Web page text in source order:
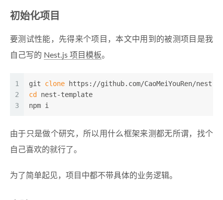
初始化项目
要测试性能，先得来个项目，本文中用到的被测项目是我
自己写的 Nest.js 项目模板。
1
2
3
git clone https://github.com/CaoMeiYouRen/nest-
cd
nest-template
npm i
由于只是做个研究，所以用什么框架来测都无所谓，找个
自己喜欢的就行了。
为了简单起见，项目中都不带具体的业务逻辑。